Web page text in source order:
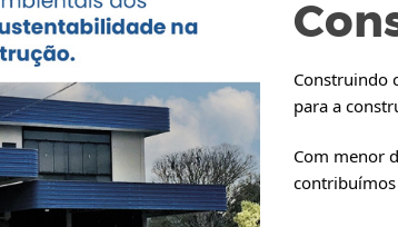
Construindo
para a
Com menor